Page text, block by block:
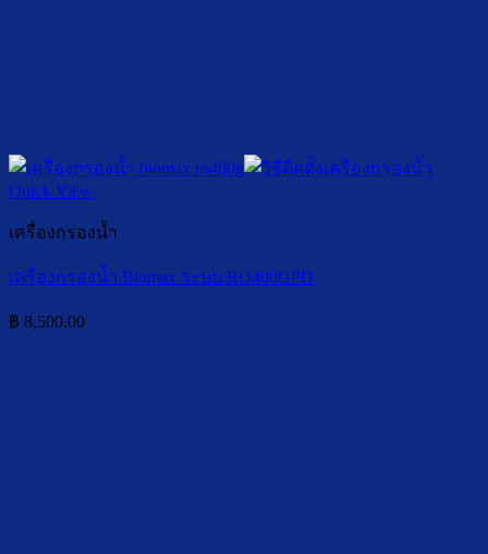
Quick View
เครื่องกรองน้ำ
เครื่องกรองน้ำ Biomax ระบบ RO400GPD
฿ 8,500.00